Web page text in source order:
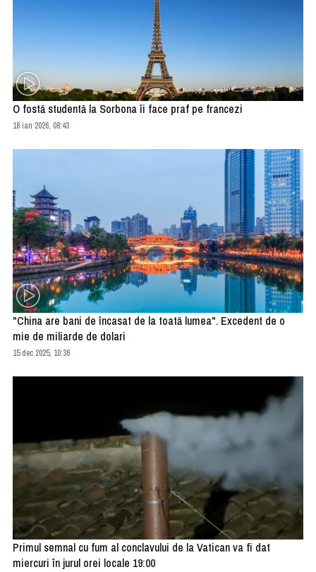
O fostă studentă la Sorbona îi face praf pe francezi
18 ian 2026, 08:43
"China are bani de încasat de la toată lumea". Excedent de o
mie de miliarde de dolari
15 dec 2025, 10:36
Primul semnal cu fum al conclavului de la Vatican va fi dat
miercuri în jurul orei locale 19:00